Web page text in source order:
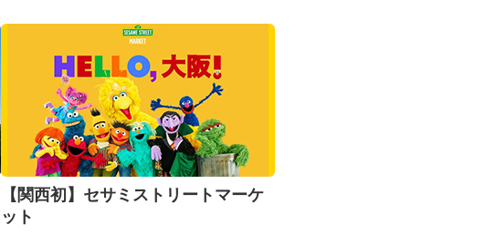
【関西初】セサミストリートマーケ
ット